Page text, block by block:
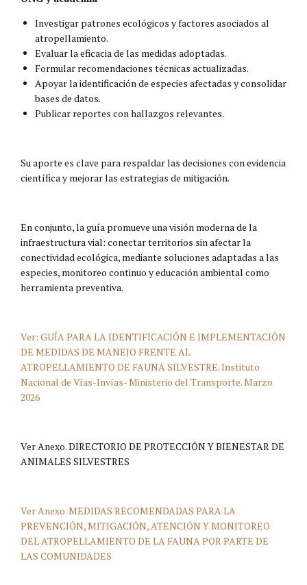
Investigar patrones ecológicos y factores asociados al
atropellamiento.
Evaluar la eficacia de las medidas adoptadas.
Formular recomendaciones técnicas actualizadas.
Apoyar la identificación de especies afectadas y consolidar
bases de datos.
Publicar reportes con hallazgos relevantes.
Su aporte es clave para respaldar las decisiones con evidencia
científica y mejorar las estrategias de mitigación.
En conjunto, la guía promueve una visión moderna de la
infraestructura vial: conectar territorios sin afectar la
conectividad ecológica, mediante soluciones adaptadas a las
especies, monitoreo continuo y educación ambiental como
herramienta preventiva.
Ver: GUÍA PARA LA IDENTIFICACIÓN E IMPLEMENTACIÓN
DE MEDIDAS DE MANEJO FRENTE AL
ATROPELLAMIENTO DE FAUNA SILVESTRE. Instituto
Nacional de Vías-Invías- Ministerio del Transporte. Marzo
2026
Ver Anexo. DIRECTORIO DE PROTECCIÓN Y BIENESTAR DE
ANIMALES SILVESTRES
Ver Anexo. MEDIDAS RECOMENDADAS PARA LA
PREVENCIÓN, MITIGACIÓN, ATENCIÓN Y MONITOREO
DEL ATROPELLAMIENTO DE LA FAUNA POR PARTE DE
LAS COMUNIDADES